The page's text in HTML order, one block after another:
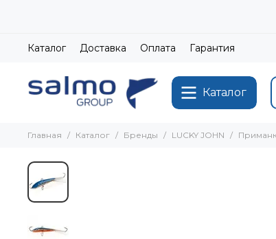
Каталог Доставка Оплата Гарантия
Каталог
Главная Каталог Бренды LUCKY JOHN